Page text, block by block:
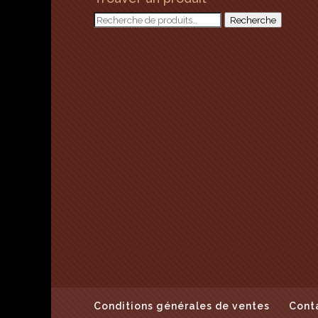
Recherche
Recherche
Conditions générales de ventes